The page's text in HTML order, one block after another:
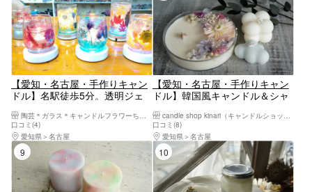
【愛知・名古屋・手作りキャン
ドル】名駅徒歩5分。透明ジェ
種類！お花バイキング！。
陶芸＊ガラス＊キャンドルフラワーちよ野【名古屋駅前本店】
口コミ(4)
愛知県
名古屋
【愛知・名古屋・手作りキャン
ドル】韓国風キャンドル＆シャ
candle shop kinari（キャンドルショップキナリ）
口コミ(8)
愛知県
名古屋
9位 10位